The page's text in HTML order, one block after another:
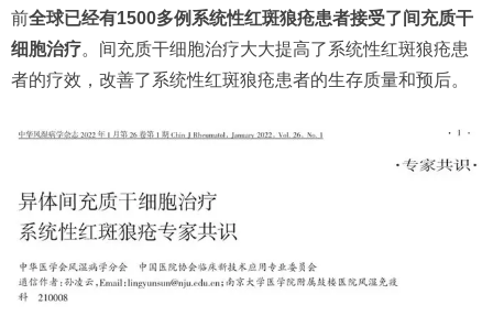
前全球已经有1500多例系统性红斑狼疮患者接受了间充质干
细胞治疗。间充质干细胞治疗大大提高了系统性红斑狼疮患
者的疗效，改善了系统性红斑狼疮患者的生存质量和预后。